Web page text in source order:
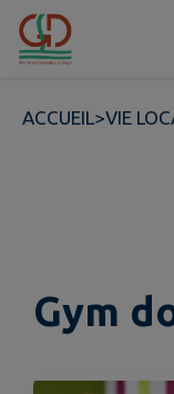
Contenu
ACCUEIL>VIE
Gym